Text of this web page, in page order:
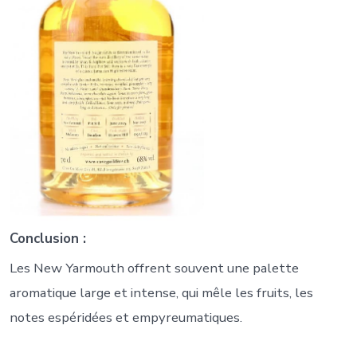
Conclusion :
Les New Yarmouth offrent souvent une palette
aromatique large et intense, qui mêle les fruits, les
notes espéridées et empyreumatiques.